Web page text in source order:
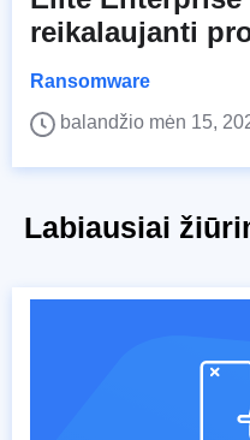
reikalaujanti
Ransomware
balandžio mėn 15,
Labiausiai